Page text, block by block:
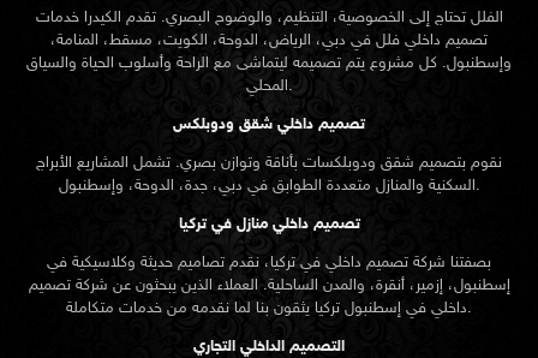
الفلل تحتاج إلى الخصوصية، التنظيم، والوضوح البصري. تقدم الكيدرا خدمات
تصميم داخلي فلل في دبي، الرياض، الدوحة، الكويت، مسقط، المنامة،
وإسطنبول. كل مشروع يتم تصميمه ليتماشى مع الراحة وأسلوب الحياة والسياق
المحلي.
تصميم داخلي شقق ودوبلكس
نقوم بتصميم شقق ودوبلكسات بأناقة وتوازن بصري. تشمل المشاريع الأبراج
السكنية والمنازل متعددة الطوابق في دبي، جدة، الدوحة، وإسطنبول.
تصميم داخلي منازل في تركيا
بصفتنا شركة تصميم داخلي في تركيا، نقدم تصاميم حديثة وكلاسيكية في
إسطنبول، إزمير، أنقرة، والمدن الساحلية. العملاء الذين يبحثون عن شركة تصميم
داخلي في إسطنبولتركيا يثقون بنا لما نقدمه من خدمات متكاملة.
التصميم الداخلي التجاري